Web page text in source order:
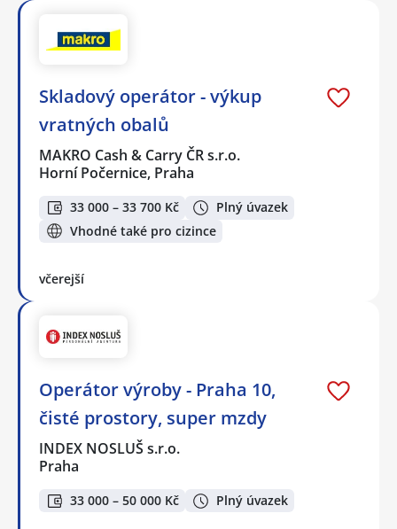
Skladový operátor - výkup
vratných obalů
MAKRO Cash & Carry ČR s.r.o.
Horní Počernice, Praha
33 000 – 33 700 Kč
Plný úvazek
Vhodné také pro cizince
včerejší
Operátor výroby - Praha 10,
čisté prostory, super mzdy
INDEX NOSLUŠ s.r.o.
Praha
33 000 – 50 000 Kč Plný úvazek